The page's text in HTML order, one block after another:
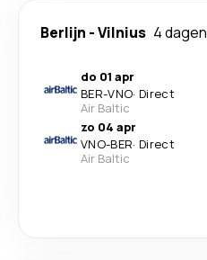
Berlijn -Vilnius 4 dagen
do 01 apr
BER-VNO· Direct
Air Baltic
zo 04 apr
VNO-BER· Direct
Air Baltic